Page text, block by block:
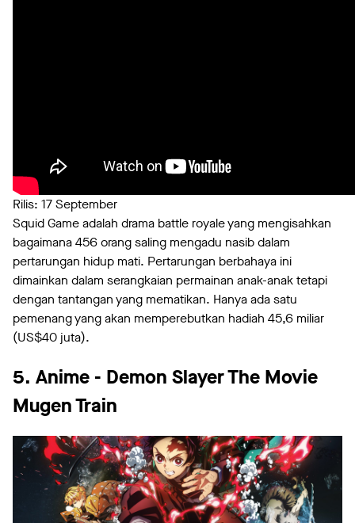
Rilis: 17 September
Squid Game adalah drama battle royale yang mengisahkan
bagaimana 456 orang saling mengadu nasib dalam
pertarungan hidup mati. Pertarungan berbahaya ini
dimainkan dalam serangkaian permainan anak-anak tetapi
dengan tantangan yang mematikan. Hanya ada satu
pemenang yang akan memperebutkan hadiah 45,6 miliar
(US$40 juta).
5. Anime - Demon Slayer The Movie
Mugen Train